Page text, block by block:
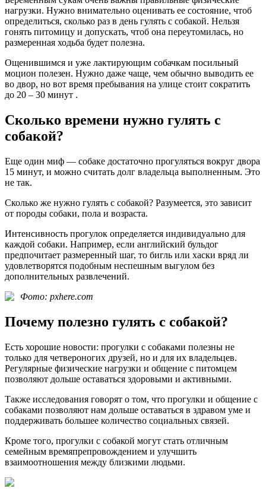
нагрузки. Нужно внимательно оценивать ее состояние, чтоб
определиться, сколько раз в день гулять с собакой. Нельзя
гонять питомицу и допускать, чтоб она переутомилась, но
размеренная ходьба будет полезна.
Ощенившимся и уже лактирующим собачкам посильный
моцион полезен. Нужно даже чаще, чем обычно выводить ее
во двор, но вот время пребывания на улице стоит сократить
до 20 – 30 минут .
Сколько времени нужно гулять с
собакой?
Еще один миф — собаке достаточно прогуляться вокруг двора
15 минут, и можно считать долг владельца выполненным. Это
не так.
Сколько же нужно гулять с собакой? Разумеется, это зависит
от породы собаки, пола и возраста.
Интенсивность прогулок определяется индивидуально для
каждой собаки. Например, если английский бульдог
предпочитает размеренный шаг, то бигль или хаски вряд ли
удовлетворятся подобным неспешным выгулом без
дополнительных развлечений.
Фото: pxhere.com
Почему полезно гулять с собакой?
Есть хорошие новости: прогулки с собаками полезны не
только для четвероногих друзей, но и для их владельцев.
Регулярные физические нагрузки и общение с питомцем
позволяют дольше оставаться здоровыми и активными.
Также исследования говорят о том, что прогулки и общение с
собаками позволяют нам дольше оставаться в здравом уме и
поддерживать большее количество социальных связей.
Кроме того, прогулки с собакой могут стать отличным
семейным времяпрепровождением и улучшить
взаимоотношения между близкими людьми.